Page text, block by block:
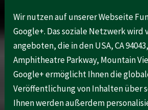
Wir nutzen auf unserer Webseite
Google+. Das soziale Netzwerk wird
angeboten, die in den USA, CA
Amphitheatre Parkway, Mountain
Google+ ermöglicht Ihnen die
Veröffentlichung von Inhalten über
Ihnen werden außerdem